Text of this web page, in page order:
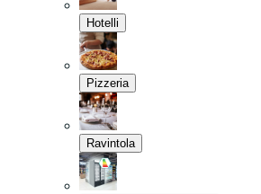
Hotelli
Pizzeria
Ravintola